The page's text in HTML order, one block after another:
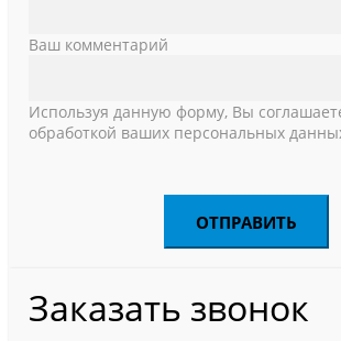
Ваш комментарий
Используя данную форму, Вы
обработкой ваших персональных
Заказать звонок